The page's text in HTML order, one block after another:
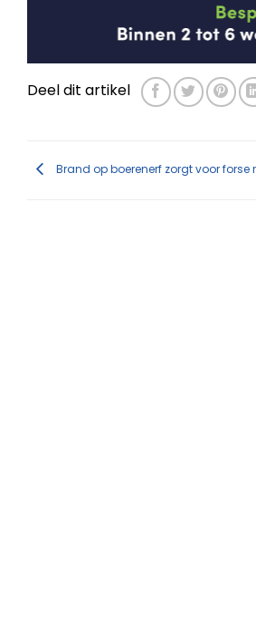
Deel dit artikel
Brand op boerenerf zorgt voor forse